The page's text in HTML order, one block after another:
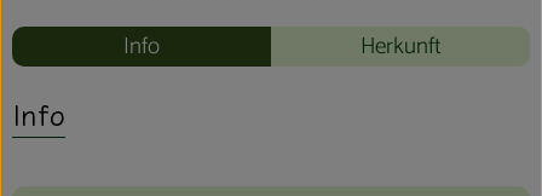
Info Herkunft
Info